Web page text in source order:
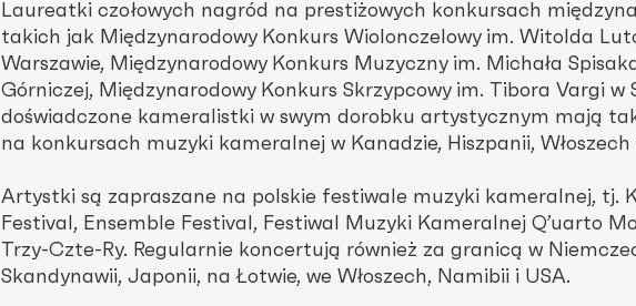
Laureatki czołowych nagród na prestiżowych konkursach
takich jak Międzynarodowy Konkurs Wiolonczelowy im. Witolda
Warszawie, Międzynarodowy Konkurs Muzyczny im. Michała
Górniczej, Międzynarodowy Konkurs Skrzypcowy im. Tibora Vargi w
doświadczone kameralistki w swym dorobku artystycznym mają
na konkursach muzyki kameralnej w Kanadzie, Hiszpanii, Włoszech
Artystki są zapraszane na polskie festiwale muzyki kameralnej, tj.
Festival, Ensemble Festival, Festiwal Muzyki Kameralnej Q’uarto
Trzy-Czte-Ry. Regularnie koncertują również za granicą w
Skandynawii, Japonii, na Łotwie, we Włoszech, Namibii i USA.